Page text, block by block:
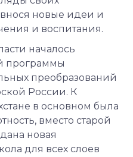
новые идеи и
и воспитания.
началось
программы
преобразований
России. К
в основном была
вместо старой
новая
для всех слоев